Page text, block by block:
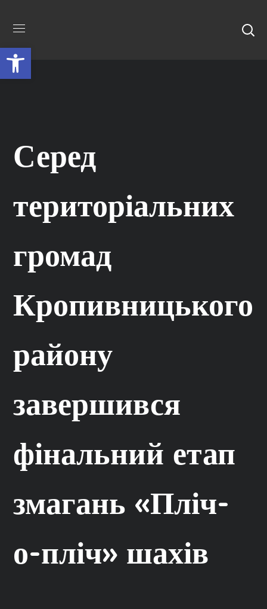
Серед
територіальних
громад
Кропивницького
району
завершився
фінальний етап
змагань «Пліч-
о-пліч» шахів
Відкрити Панель інструментів